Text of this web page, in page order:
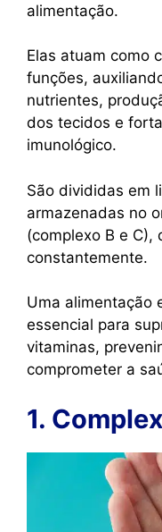
alimentação.
Elas atuam como
funções,
nutrientes,
dos tecidos e
imunológico.
São divididas em
armazenadas no
(complexo B e C),
constantemente.
Uma alimentação
essencial para
vitaminas,
comprometer a
1.